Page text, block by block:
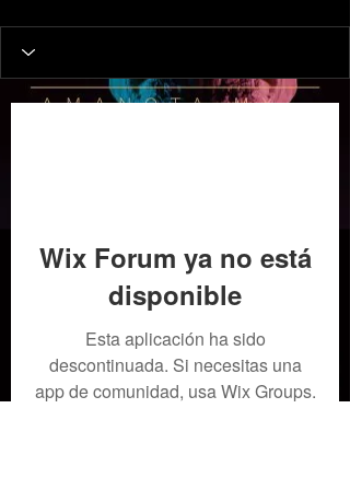
Wix Forum ya no está
disponible
Esta aplicación ha sido
descontinuada. Si necesitas una
app de comunidad, usa Wix Groups.